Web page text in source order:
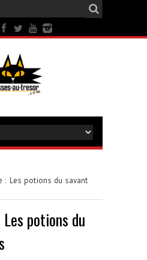
: Les potions du savant
Les potions du